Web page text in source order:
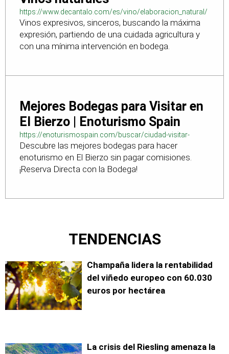
https://www.decantalo.com/es/vino/elaboracion_natural/
Vinos expresivos, sinceros, buscando la máxima
expresión, partiendo de una cuidada agricultura y
con una mínima intervención en bodega.
Mejores Bodegas para Visitar en
El Bierzo | Enoturismo Spain
https://enoturismospain.com/buscar/ciudad-visitar-
bodegas-en-leon
Descubre las mejores bodegas para hacer
enoturismo en El Bierzo sin pagar comisiones.
¡Reserva Directa con la Bodega!
TENDENCIAS
Champaña lidera la rentabilidad
del viñedo europeo con 60.030
euros por hectárea
La crisis del Riesling amenaza la